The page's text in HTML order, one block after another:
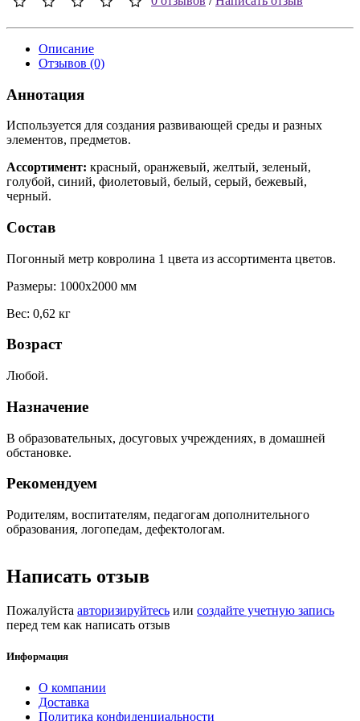
Описание
Отзывов (0)
Аннотация
Используется для создания развивающей среды и разных
элементов, предметов.
Ассортимент: красный, оранжевый, желтый, зеленый,
голубой, синий, фиолетовый, белый, серый, бежевый,
черный.
Состав
Погонный метр ковролина 1 цвета из ассортимента цветов.
Размеры: 1000x2000 мм
Вес: 0,62 кг
Возраст
Любой.
Назначение
В образовательных, досуговых учреждениях, в домашней
обстановке.
Рекомендуем
Родителям, воспитателям, педагогам дополнительного
образования, логопедам, дефектологам.
Написать отзыв
Пожалуйста авторизируйтесь или создайте учетную запись
перед тем как написать отзыв
Информация
О компании
Доставка
Политика конфиденциальности